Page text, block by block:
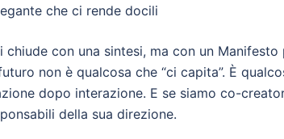
che ci rende docili
chiude con una sintesi, ma con un Manifesto
non è qualcosa che “ci capita”. È
dopo interazione. E se siamo co-
della sua direzione.